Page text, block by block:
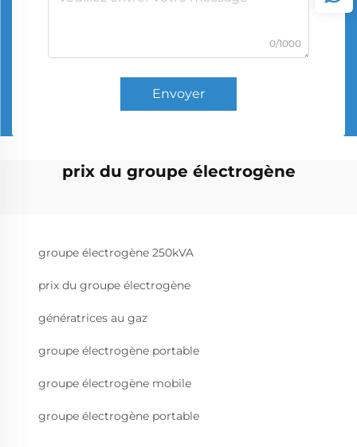
0/1000
Envoyer
prix du groupe électrogène
groupe électrogène 250kVA
prix du groupe électrogène
génératrices au gaz
groupe électrogène portable
groupe électrogène mobile
groupe électrogène portable